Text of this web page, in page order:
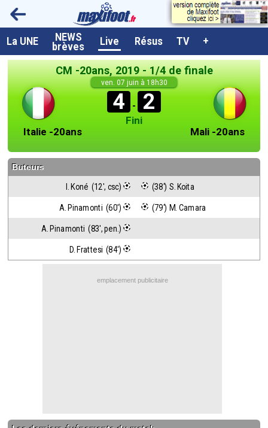
La UNE NEWS
brèves Live Résus TV +
CM -20ans, 2019 - 1/4 de finale
ven. 07 juin à 18h30
4 - 2
Fini
Italie -20ans
Mali -20ans
Buteurs
I. Koné  (12', csc) (38') S. Koita
A. Pinamonti  (60') (79') M. Camara
A. Pinamonti  (83', pen.)
D. Frattesi  (84')
emplacement publicitaire
A la UNE
Dernières brèves
Live / Matchs en direct
Résultats et Classements
Class. buteurs européens
Programme TV foot
Vidéos
Tableau transferts L1
Taille de la police
Paramètrages / Options
Contact / Signaler un bug